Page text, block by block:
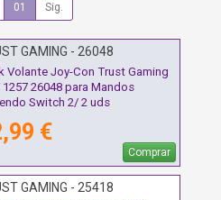
01 Sig.
GAMING - 26048
Volante Joy-Con Trust Gaming
1257 26048 para Mandos
Switch 2/ 2 uds
€
Comprar
GAMING - 25418